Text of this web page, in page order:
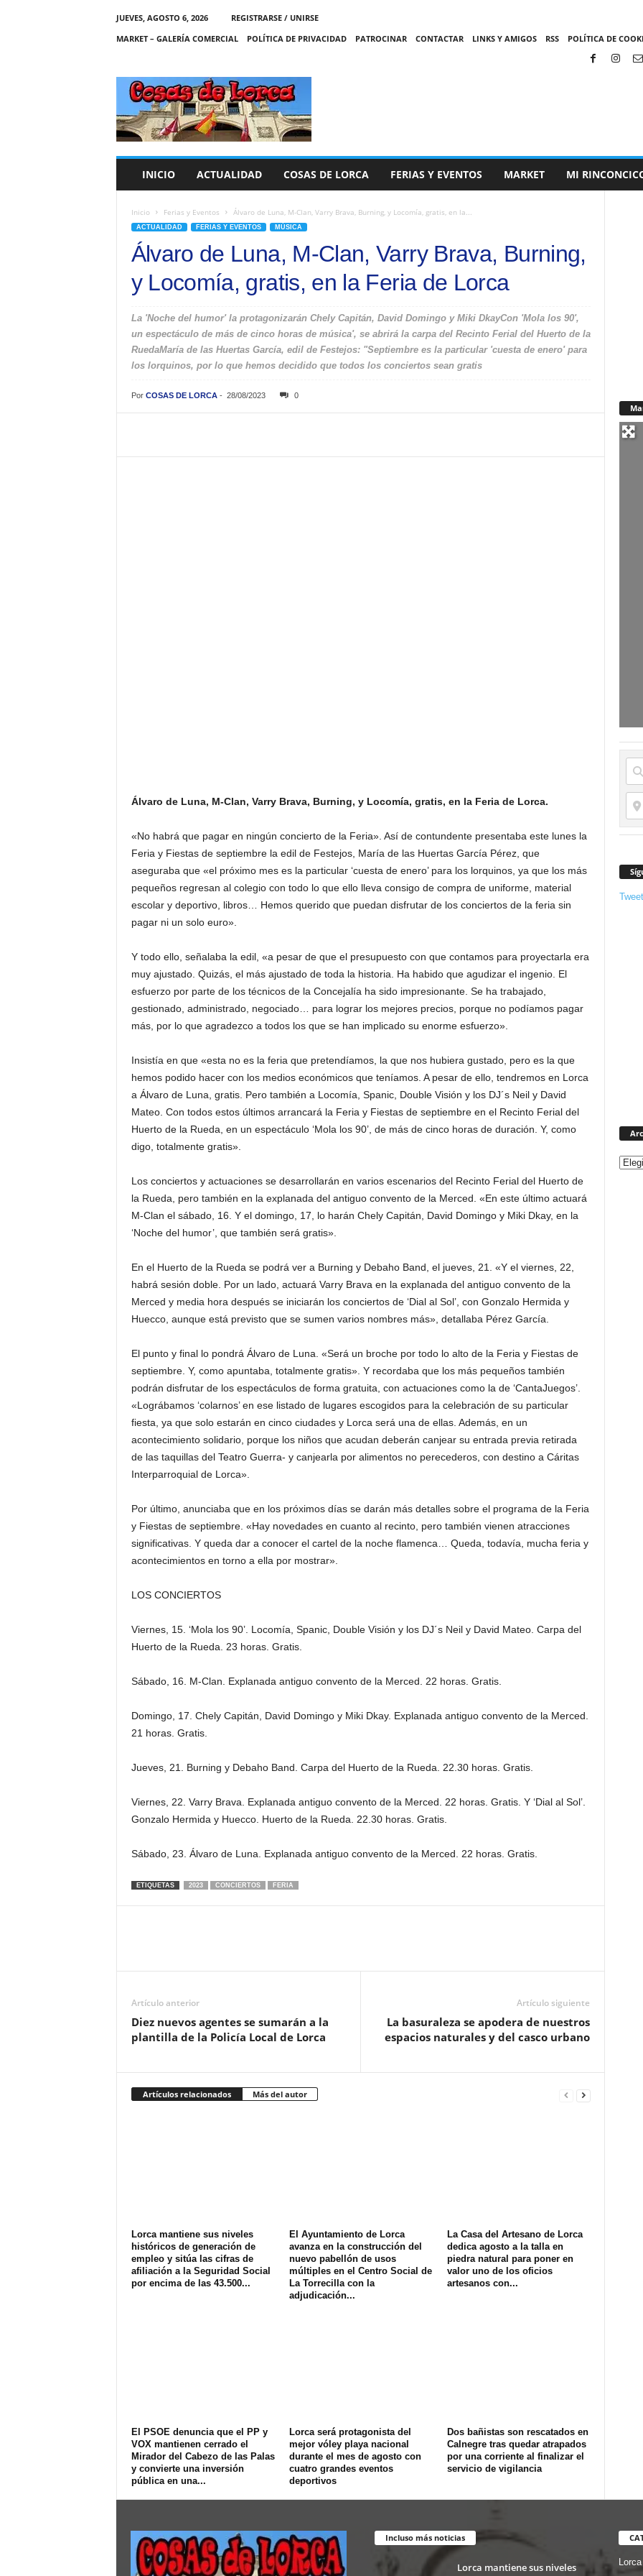
JUEVES, AGOSTO 6, 2026
REGISTRARSE / UNIRSE
MARKET – GALERÍA COMERCIAL
POLÍTICA DE PRIVACIDAD PATROCINAR CONTACTAR LINKS Y AMIGOS RSS POLÍTICA DE
C
A
S
INICIO ACTUALIDAD COSAS DE LORCA FERIAS Y EVENTOS MARKET MI
Inicio Ferias y Eventos Álvaro de Luna, M-Clan, Varry Brava, Burning, y Locomía, gratis, en la...
ACTUALIDAD FERIAS Y EVENTOS MÚSICA
Álvaro de Luna, M-Clan, Varry Brava, Burning,
y Locomía, gratis, en la Feria de Lorca
La 'Noche del humor' la protagonizarán Chely Capitán, David Domingo y Miki DkayCon 'Mola los 90',
un espectáculo de más de cinco horas de música', se abrirá la carpa del Recinto Ferial del Huerto de la
RuedaMaría de las Huertas García, edil de Festejos: "Septiembre es la particular 'cuesta de enero' para
los lorquinos, por lo que hemos decidido que todos los conciertos sean gratis
Por COSAS DE LORCA- 28/08/2023 0
Álvaro de Luna, M-Clan, Varry Brava, Burning, y Locomía, gratis, en la Feria de Lorca.
«No habrá que pagar en ningún concierto de la Feria». Así de contundente presentaba este lunes la
Feria y Fiestas de septiembre la edil de Festejos, María de las Huertas García Pérez, que
aseguraba que «el próximo mes es la particular ‘cuesta de enero’ para los lorquinos, ya que los más
pequeños regresan al colegio con todo lo que ello lleva consigo de compra de uniforme, material
escolar y deportivo, libros… Hemos querido que puedan disfrutar de los conciertos de la feria sin
pagar ni un solo euro».
Y todo ello, señalaba la edil, «a pesar de que el presupuesto con que contamos para proyectarla era
muy ajustado. Quizás, el más ajustado de toda la historia. Ha habido que agudizar el ingenio. El
esfuerzo por parte de los técnicos de la Concejalía ha sido impresionante. Se ha trabajado,
gestionado, administrado, negociado… para lograr los mejores precios, porque no podíamos pagar
más, por lo que agradezco a todos los que se han implicado su enorme esfuerzo».
Insistía en que «esta no es la feria que pretendíamos, la que nos hubiera gustado, pero es la que
hemos podido hacer con los medios económicos que teníamos. A pesar de ello, tendremos en Lorca
a Álvaro de Luna, gratis. Pero también a Locomía, Spanic, Double Visión y los DJ´s Neil y David
Mateo. Con todos estos últimos arrancará la Feria y Fiestas de septiembre en el Recinto Ferial del
Huerto de la Rueda, en un espectáculo ‘Mola los 90’, de más de cinco horas de duración. Y, como
digo, totalmente gratis».
Los conciertos y actuaciones se desarrollarán en varios escenarios del Recinto Ferial del Huerto de
la Rueda, pero también en la explanada del antiguo convento de la Merced. «En este último actuará
M-Clan el sábado, 16. Y el domingo, 17, lo harán Chely Capitán, David Domingo y Miki Dkay, en la
‘Noche del humor’, que también será gratis».
En el Huerto de la Rueda se podrá ver a Burning y Debaho Band, el jueves, 21. «Y el viernes, 22,
habrá sesión doble. Por un lado, actuará Varry Brava en la explanada del antiguo convento de la
Merced y media hora después se iniciarán los conciertos de ‘Dial al Sol’, con Gonzalo Hermida y
Huecco, aunque está previsto que se sumen varios nombres más», detallaba Pérez García.
El punto y final lo pondrá Álvaro de Luna. «Será un broche por todo lo alto de la Feria y Fiestas de
septiembre. Y, como apuntaba, totalmente gratis». Y recordaba que los más pequeños también
podrán disfrutar de los espectáculos de forma gratuita, con actuaciones como la de ‘CantaJuegos’.
«Lográbamos ‘colarnos’ en ese listado de lugares escogidos para la celebración de su particular
fiesta, ya que solo estarán en cinco ciudades y Lorca será una de ellas. Además, en un
acontecimiento solidario, porque los niños que acudan deberán canjear su entrada previa retirada
de las taquillas del Teatro Guerra- y canjearla por alimentos no perecederos, con destino a Cáritas
Interparroquial de Lorca».
Por último, anunciaba que en los próximos días se darán más detalles sobre el programa de la Feria
y Fiestas de septiembre. «Hay novedades en cuanto al recinto, pero también vienen atracciones
significativas. Y queda dar a conocer el cartel de la noche flamenca… Queda, todavía, mucha feria y
acontecimientos en torno a ella por mostrar».
LOS CONCIERTOS
Viernes, 15. ‘Mola los 90’. Locomía, Spanic, Double Visión y los DJ´s Neil y David Mateo. Carpa del
Huerto de la Rueda. 23 horas. Gratis.
Sábado, 16. M-Clan. Explanada antiguo convento de la Merced. 22 horas. Gratis.
Domingo, 17. Chely Capitán, David Domingo y Miki Dkay. Explanada antiguo convento de la Merced.
21 horas. Gratis.
Jueves, 21. Burning y Debaho Band. Carpa del Huerto de la Rueda. 22.30 horas. Gratis.
Viernes, 22. Varry Brava. Explanada antiguo convento de la Merced. 22 horas. Gratis. Y ‘Dial al Sol’.
Gonzalo Hermida y Huecco. Huerto de la Rueda. 22.30 horas. Gratis.
Sábado, 23. Álvaro de Luna. Explanada antiguo convento de la Merced. 22 horas. Gratis.
ETIQUETAS 2023 CONCIERTOS FERIA
Artículo anterior
Diez nuevos agentes se sumarán a la
plantilla de la Policía Local de Lorca
Artículo siguiente
La basuraleza se apodera de nuestros
espacios naturales y del casco urbano
Artículos relacionados Más del autor
Lorca mantiene sus niveles
históricos de generación de
empleo y sitúa las cifras de
afiliación a la Seguridad Social
por encima de las 43.500...
El Ayuntamiento de Lorca
avanza en la construcción del
nuevo pabellón de usos
múltiples en el Centro Social de
La Torrecilla con la
adjudicación...
La Casa del Artesano de Lorca
dedica agosto a la talla en
piedra natural para poner en
valor uno de los oficios
artesanos con...
El PSOE denuncia que el PP y
VOX mantienen cerrado el
Mirador del Cabezo de las Palas
y convierte una inversión
pública en una...
Lorca será protagonista del
mejor vóley playa nacional
durante el mes de agosto con
cuatro grandes eventos
deportivos
Dos bañistas son rescatados en
Calnegre tras quedar atrapados
por una corriente al finalizar el
servicio de vigilancia
Incluso más noticias
Lorca mantiene sus niveles
Lorca